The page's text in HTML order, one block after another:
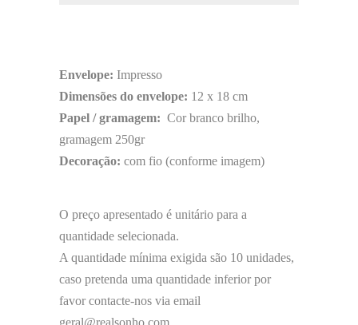
Envelope: Impresso
Dimensões do envelope: 12 x 18 cm
Papel / gramagem: Cor branco brilho,
gramagem 250gr
Decoração: com fio (conforme imagem)
O preço apresentado é unitário para a
quantidade selecionada.
A quantidade mínima exigida são 10 unidades,
caso pretenda uma quantidade inferior por
favor contacte-nos via email
geral@realsonho.com